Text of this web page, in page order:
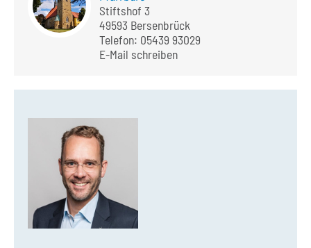
Stiftshof 3
49593 Bersenbrück
Telefon: 05439 93029
E-Mail schreiben